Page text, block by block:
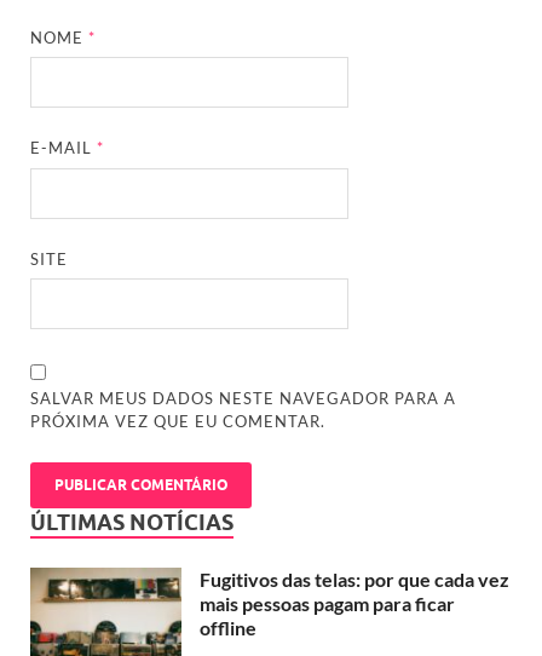
NOME*
E-MAIL*
SITE
SALVAR MEUS DADOS NESTE NAVEGADOR PARA A
PRÓXIMA VEZ QUE EU COMENTAR.
ÚLTIMAS NOTÍCIAS
Fugitivos das telas: por que cada vez
mais pessoas pagam para ficar
offline